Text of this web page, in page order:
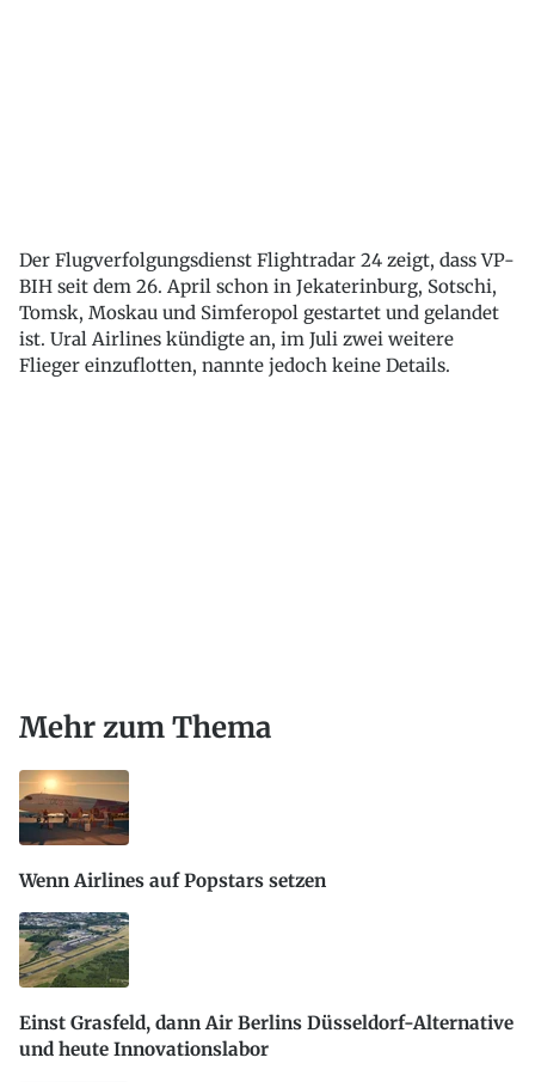
Der Flugverfolgungsdienst Flightradar 24 zeigt, dass VP-
BIH seit dem 26. April schon in Jekaterinburg, Sotschi,
Tomsk, Moskau und Simferopol gestartet und gelandet
ist. Ural Airlines kündigte an, im Juli zwei weitere
Flieger einzuflotten, nannte jedoch keine Details.
Mehr zum Thema
Wenn Airlines auf Popstars setzen
Einst Grasfeld, dann Air Berlins Düsseldorf-Alternative
und heute Innovationslabor